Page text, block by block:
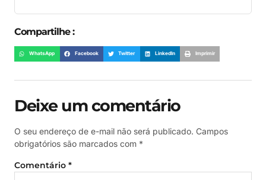
Compartilhe :
WhatsApp Facebook Twitter LinkedIn Imprimir
Deixe um comentário
O seu endereço de e-mail não será publicado. Campos
obrigatórios são marcados com *
Comentário *